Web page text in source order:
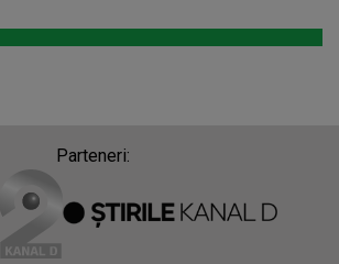
Parteneri: